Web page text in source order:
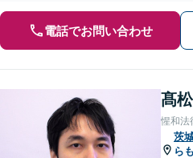
電話でお問い合わせ
髙
惺和法
茨
ら